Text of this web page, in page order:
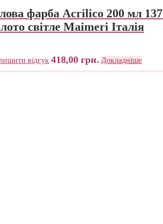
фарба Acrilico 200 мл 137
світле Maimeri Італія
відгук 418,00грн. Докладніше